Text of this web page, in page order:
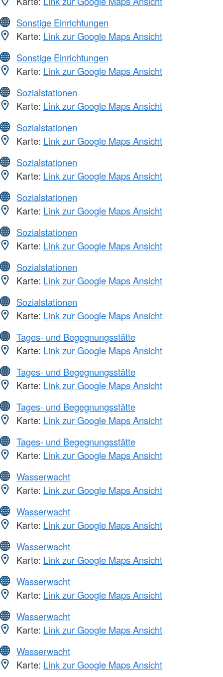
Sonstige Einrichtungen
Karte: Link zur Google Maps Ansicht
Sonstige Einrichtungen
Karte: Link zur Google Maps Ansicht
Sozialstationen
Karte: Link zur Google Maps Ansicht
Sozialstationen
Karte: Link zur Google Maps Ansicht
Sozialstationen
Karte: Link zur Google Maps Ansicht
Sozialstationen
Karte: Link zur Google Maps Ansicht
Sozialstationen
Karte: Link zur Google Maps Ansicht
Sozialstationen
Karte: Link zur Google Maps Ansicht
Sozialstationen
Karte: Link zur Google Maps Ansicht
Tages- und Begegnungsstätte
Karte: Link zur Google Maps Ansicht
Tages- und Begegnungsstätte
Karte: Link zur Google Maps Ansicht
Tages- und Begegnungsstätte
Karte: Link zur Google Maps Ansicht
Tages- und Begegnungsstätte
Karte: Link zur Google Maps Ansicht
Wasserwacht
Karte: Link zur Google Maps Ansicht
Wasserwacht
Karte: Link zur Google Maps Ansicht
Wasserwacht
Karte: Link zur Google Maps Ansicht
Wasserwacht
Karte: Link zur Google Maps Ansicht
Wasserwacht
Karte: Link zur Google Maps Ansicht
Wasserwacht
Karte: Link zur Google Maps Ansicht